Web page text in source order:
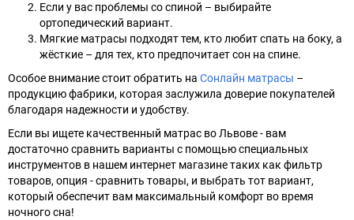
Если у вас проблемы со спиной – выбирайте
ортопедический вариант.
Мягкие матрасы подходят тем, кто любит спать на боку, а
жёсткие – для тех, кто предпочитает сон на спине.
Особое внимание стоит обратить на Сонлайн матрасы –
продукцию фабрики, которая заслужила доверие покупателей
благодаря надежности и удобству.
Если вы ищете качественный матрас во Львове - вам
достаточно сравнить варианты с помощью специальных
инструментов в нашем интернет магазине таких как фильтр
товаров, опция - сравнить товары, и выбрать тот вариант,
который обеспечит вам максимальный комфорт во время
ночного сна!